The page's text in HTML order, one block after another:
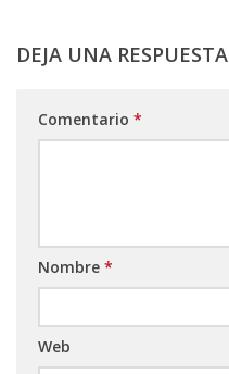
DEJA UNA RESPUESTA
Comentario *
Nombre *
Web